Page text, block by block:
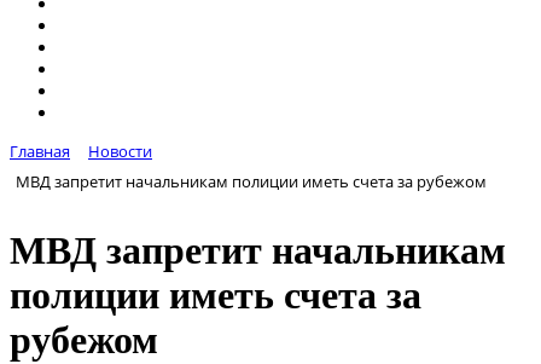
Главная
Новости
МВД запретит начальникам полиции иметь счета за рубежом
МВД запретит начальникам
полиции иметь счета за
рубежом